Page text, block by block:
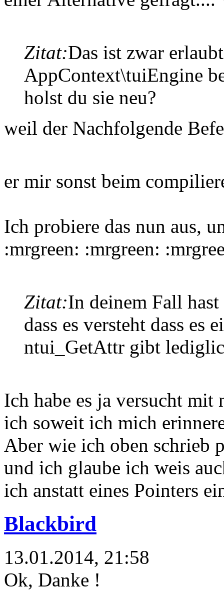
Zitat:Das ist zwar
AppContext\tuiEngine
holst du sie neu?
weil der Nachfolgende
er mir sonst beim
Ich probiere das nun aus,
:mrgreen: :mrgreen:
Zitat:In deinem Fall
dass es versteht dass es
ntui_GetAttr gibt
Ich habe es ja versucht
ich soweit ich mich
Aber wie ich oben schrieb
und ich glaube ich weis
ich anstatt eines Pointers
Blackbird
13.01.2014, 21:58
Ok, Danke !